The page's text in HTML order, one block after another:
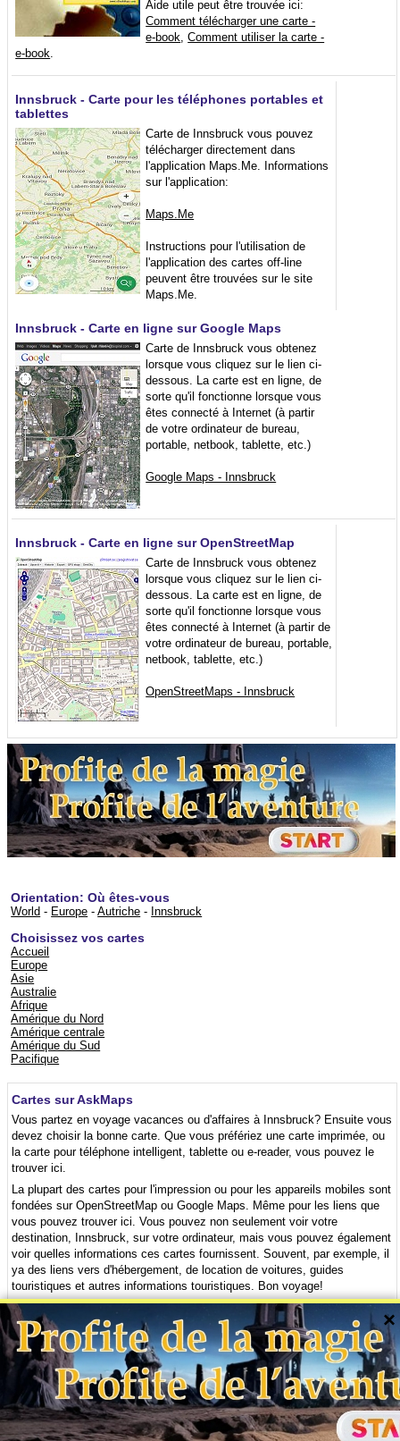
Aide utile peut être trouvée ici:
Comment télécharger une carte -
e-book,Comment utiliser la carte -
e-book.
Innsbruck - Carte pour les téléphones portables et
tablettes
Carte de Innsbruck vous pouvez
télécharger directement dans
l'application Maps.Me. Informations
sur l'application:
Maps.Me
Instructions pour l'utilisation de
l'application des cartes off-line
peuvent être trouvées sur le site
Maps.Me.
Innsbruck - Carte en ligne sur Google Maps
Carte de Innsbruck vous obtenez
lorsque vous cliquez sur le lien ci-
dessous. La carte est en ligne, de
sorte qu'il fonctionne lorsque vous
êtes connecté à Internet (à partir
de votre ordinateur de bureau,
portable, netbook, tablette, etc.)
Google Maps - Innsbruck
Innsbruck - Carte en ligne sur OpenStreetMap
Carte de Innsbruck vous obtenez
lorsque vous cliquez sur le lien ci-
dessous. La carte est en ligne, de
sorte qu'il fonctionne lorsque vous
êtes connecté à Internet (à partir de
votre ordinateur de bureau, portable,
netbook, tablette, etc.)
OpenStreetMaps - Innsbruck
Orientation: Où êtes-vous
World - Europe -Autriche - Innsbruck
Choisissez vos cartes
Accueil
Europe
Asie
Australie
Afrique
Amérique du Nord
Amérique centrale
Amérique du Sud
Pacifique
Cartes sur AskMaps
Vous partez en voyage vacances ou d'affaires à Innsbruck? Ensuite vous
devez choisir la bonne carte. Que vous préfériez une carte imprimée, ou
la carte pour téléphone intelligent, tablette ou e-reader, vous pouvez le
trouver ici.
La plupart des cartes pour l'impression ou pour les appareils mobiles sont
fondées sur OpenStreetMap ou Google Maps. Même pour les liens que
vous pouvez trouver ici. Vous pouvez non seulement voir votre
destination, Innsbruck, sur votre ordinateur, mais vous pouvez également
voir quelles informations ces cartes fournissent. Souvent, par exemple, il
ya des liens vers d'hébergement, de location de voitures, guides
touristiques et autres informations touristiques. Bon voyage!
×